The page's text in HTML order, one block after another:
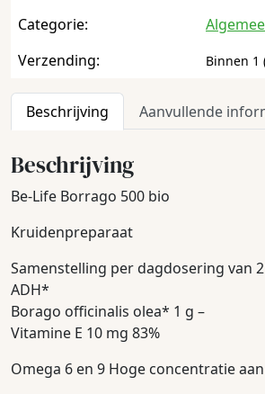
Categorie:
Verzending:
Binnen 1
Beschrijving Aanvullende
Beschrijving
Be-Life Borrago 500 bio
Kruidenpreparaat
Samenstelling per dagdosering van
ADH*
Borago officinalis olea* 1 g –
Vitamine E 10 mg 83%
Omega 6 en 9 Hoge concentratie aan